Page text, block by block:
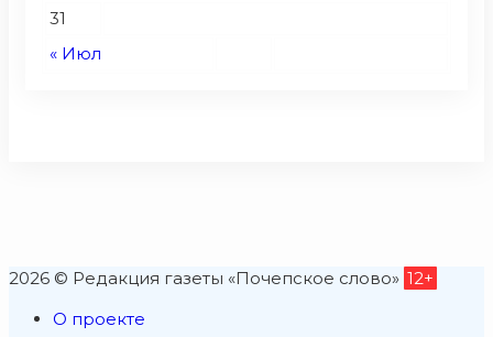
« Июл
31
2026 © Редакция газеты «Почепское слово» 12+
О проекте